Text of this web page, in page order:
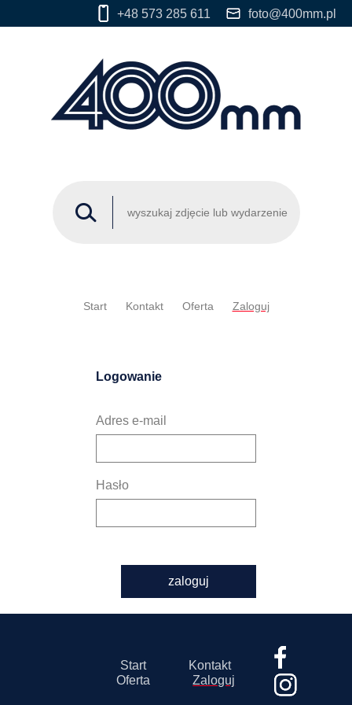
+48 573 285 611 foto@400mm.pl
Start Kontakt Oferta Zaloguj
Logowanie
Adres e-mail
Hasło
zaloguj
Start
Kontakt
Oferta
Zaloguj